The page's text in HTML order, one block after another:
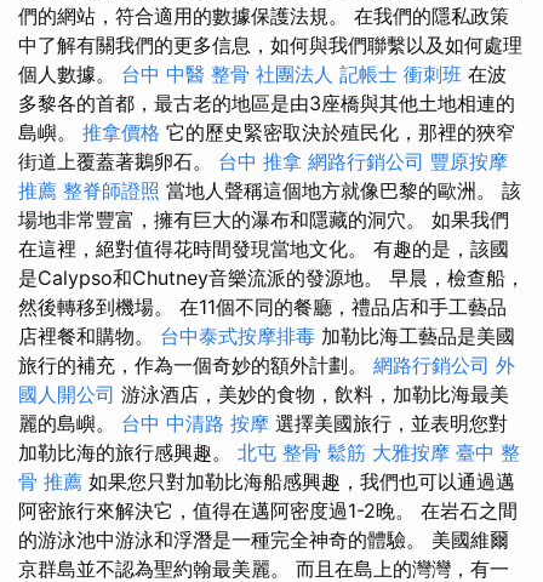
們的網站，符合適用的數據保護法規。 在我們的隱私政策
中了解有關我們的更多信息，如何與我們聯繫以及如何處理
個人數據。 台中 中醫 整骨 社團法人 記帳士 衝刺班 在波
多黎各的首都，最古老的地區是由3座橋與其他土地相連的
島嶼。 推拿價格 它的歷史緊密取決於殖民化，那裡的狹窄
街道上覆蓋著鵝卵石。 台中 推拿 網路行銷公司 豐原按摩
推薦 整脊師證照 當地人聲稱這個地方就像巴黎的歐洲。 該
場地非常豐富，擁有巨大的瀑布和隱藏的洞穴。 如果我們
在這裡，絕對值得花時間發現當地文化。 有趣的是，該國
是Calypso和Chutney音樂流派的發源地。 早晨，檢查船，
然後轉移到機場。 在11個不同的餐廳，禮品店和手工藝品
店裡餐和購物。 台中泰式按摩排毒 加勒比海工藝品是美國
旅行的補充，作為一個奇妙的額外計劃。 網路行銷公司 外
國人開公司 游泳酒店，美妙的食物，飲料，加勒比海最美
麗的島嶼。 台中 中清路 按摩 選擇美國旅行，並表明您對
加勒比海的旅行感興趣。 北屯 整骨 鬆筋 大雅按摩 臺中 整
骨 推薦 如果您只對加勒比海船感興趣，我們也可以通過邁
阿密旅行來解決它，值得在邁阿密度過1-2晚。 在岩石之間
的游泳池中游泳和浮潛是一種完全神奇的體驗。 美國維爾
京群島並不認為聖約翰最美麗。 而且在島上的灣灣，有一